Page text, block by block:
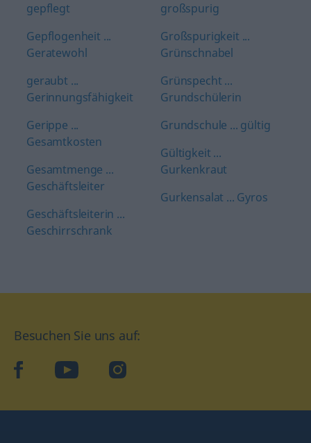
gepflegt
Gepflogenheit ...
Geratewohl
geraubt ...
Gerinnungsfähigkeit
Gerippe ...
Gesamtkosten
Gesamtmenge ...
Geschäftsleiter
Geschäftsleiterin ...
Geschirrschrank
großspurig
Großspurigkeit ...
Grünschnabel
Grünspecht ...
Grundschülerin
Grundschule ... gültig
Gültigkeit ...
Gurkenkraut
Gurkensalat ... Gyros
Besuchen Sie uns auf:
facebookYouTube Instagram